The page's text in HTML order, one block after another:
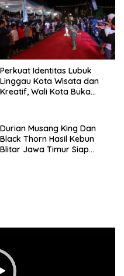
Perkuat Identitas Lubuk
Linggau Kota Wisata dan
Kreatif, Wali Kota Buka
Durian Musang King Dan
Black Thorn Hasil Kebun
Blitar Jawa Timur Siap